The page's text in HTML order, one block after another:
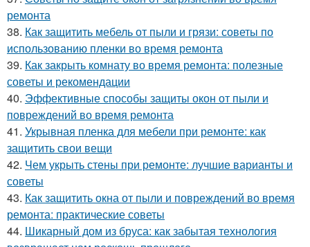
ремонта
38. Как защитить мебель от пыли и грязи: советы по
использованию пленки во время ремонта
39. Как закрыть комнату во время ремонта: полезные
советы и рекомендации
40. Эффективные способы защиты окон от пыли и
повреждений во время ремонта
41. Укрывная пленка для мебели при ремонте: как
защитить свои вещи
42. Чем укрыть стены при ремонте: лучшие варианты и
советы
43. Как защитить окна от пыли и повреждений во время
ремонта: практические советы
44. Шикарный дом из бруса: как забытая технология